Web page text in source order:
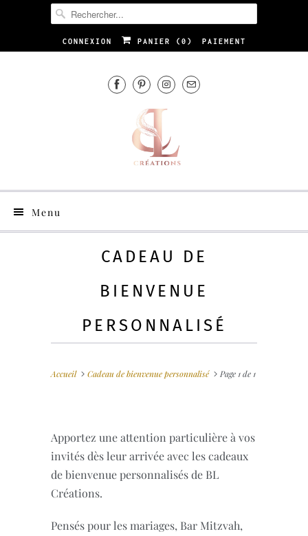
CONNEXION PANIER ( 0 ) PAIEMENT
Menu
CADEAU DE
BIENVENUE
PERSONNALISÉ
Accueil Cadeau de bienvenue personnalisé Page 1 de 1
Apportez une attention particulière à vos
invités dès leur arrivée avec les cadeaux
de bienvenue personnalisés de BL
Créations.
Pensés pour les mariages, Bar Mitzvah,